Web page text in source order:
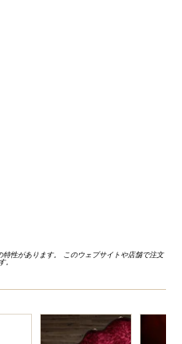
性があります。 このウェブサイトや店舗で注文
。